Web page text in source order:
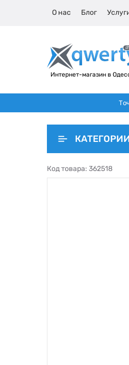
О нас Блог
Интернет-магазин в
Код товара: 362518